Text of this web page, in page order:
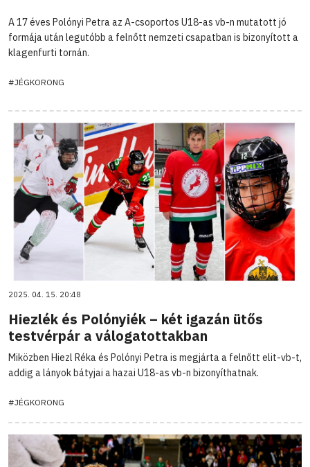
A 17 éves Polónyi Petra az A-csoportos U18-as vb-n mutatott jó
formája után legutóbb a felnőtt nemzeti csapatban is bizonyított a
klagenfurti tornán.
#JÉGKORONG
2025. 04. 15. 20:48
Hiezlék és Polónyiék – két igazán ütős
testvérpár a válogatottakban
Miközben Hiezl Réka és Polónyi Petra is megjárta a felnőtt elit-vb-t,
addig a lányok bátyjai a hazai U18-as vb-n bizonyíthatnak.
#JÉGKORONG